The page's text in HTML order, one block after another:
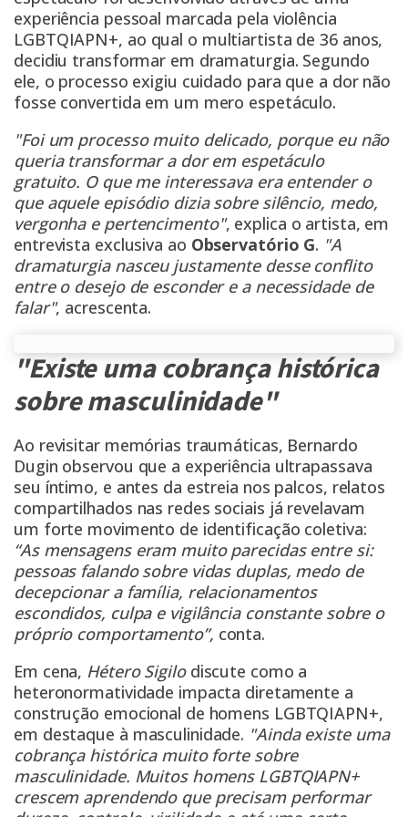
experiência pessoal marcada pela violência
LGBTQIAPN+, ao qual o multiartista de 36 anos,
decidiu transformar em dramaturgia. Segundo
ele, o processo exigiu cuidado para que a dor não
fosse convertida em um mero espetáculo.
"Foi um processo muito delicado, porque eu não
queria transformar a dor em espetáculo
gratuito. O que me interessava era entender o
que aquele episódio dizia sobre silêncio, medo,
vergonha e pertencimento", explica o artista, em
entrevista exclusiva ao Observatório G. "A
dramaturgia nasceu justamente desse conflito
entre o desejo de esconder e a necessidade de
falar", acrescenta.
"Existe uma cobrança histórica
sobre masculinidade"
Ao revisitar memórias traumáticas, Bernardo
Dugin observou que a experiência ultrapassava
seu íntimo, e antes da estreia nos palcos, relatos
compartilhados nas redes sociais já revelavam
um forte movimento de identificação coletiva:
“As mensagens eram muito parecidas entre si:
pessoas falando sobre vidas duplas, medo de
decepcionar a família, relacionamentos
escondidos, culpa e vigilância constante sobre o
próprio comportamento”, conta.
Em cena, Hétero Sigilodiscute como a
heteronormatividade impacta diretamente a
construção emocional de homens LGBTQIAPN+,
em destaque à masculinidade. "Ainda existe uma
cobrança histórica muito forte sobre
masculinidade. Muitos homens LGBTQIAPN+
crescem aprendendo que precisam performar